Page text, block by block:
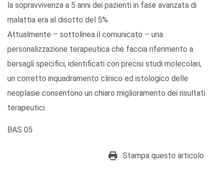
la sopravvivenza a 5 anni dei pazienti in fase avanzata di
malattia era al disotto del 5%.
Attualmente – sottolinea il comunicato – una
personalizzazione terapeutica che faccia riferimento a
bersagli specifici, identificati con precisi studi molecolari,
un corretto inquadramento clinico ed istologico delle
neoplasie consentono un chiaro miglioramento dei risultati
terapeutici.
BAS 05
Stampa questo articolo